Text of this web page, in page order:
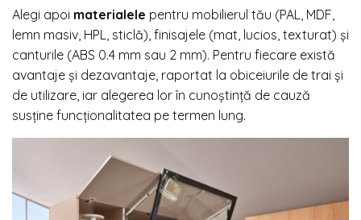
Alegi apoi materialele pentru mobilierul tău (PAL, MDF,
lemn masiv, HPL, sticlă), finisajele (mat, lucios, texturat) și
canturile (ABS 0.4 mm sau 2 mm). Pentru fiecare există
avantaje și dezavantaje, raportat la obiceiurile de trai și
de utilizare, iar alegerea lor în cunoștință de cauză
susține funcționalitatea pe termen lung.